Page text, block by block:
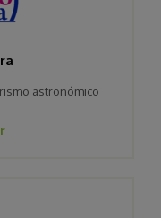
astronómico